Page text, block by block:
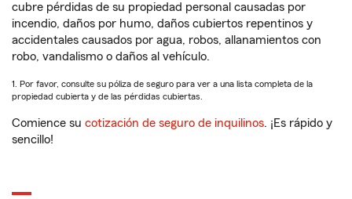
cubre pérdidas de su propiedad personal causadas por
incendio, daños por humo, daños cubiertos repentinos y
accidentales causados por agua, robos, allanamientos con
robo, vandalismo o daños al vehículo.
1. Por favor, consulte su póliza de seguro para ver a una lista completa de la
propiedad cubierta y de las pérdidas cubiertas.
Comience su cotización de seguro de inquilinos. ¡Es rápido y
sencillo!